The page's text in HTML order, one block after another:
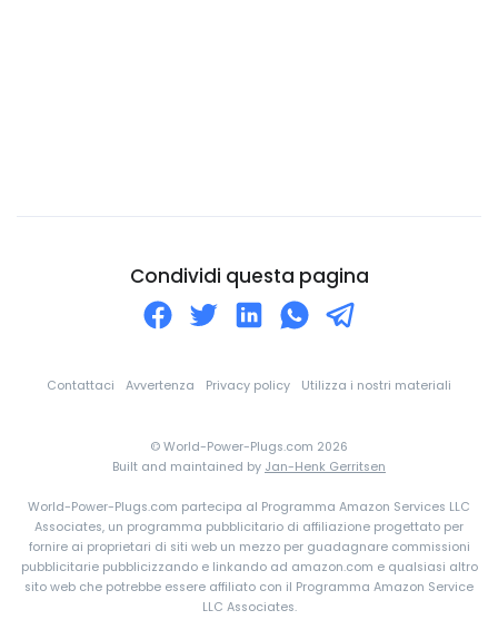
Costa Rica
Danimarca
Dominica
Condividi questa pagina
Contattaci Avvertenza Privacy policy Utilizza i nostri materiali
© World-Power-Plugs.com 2026
Built and maintained by Jan-Henk Gerritsen
World-Power-Plugs.com partecipa al Programma Amazon Services LLC
Associates, un programma pubblicitario di affiliazione progettato per
fornire ai proprietari di siti web un mezzo per guadagnare commissioni
pubblicitarie pubblicizzando e linkando ad amazon.com e qualsiasi altro
sito web che potrebbe essere affiliato con il Programma Amazon Service
LLC Associates.